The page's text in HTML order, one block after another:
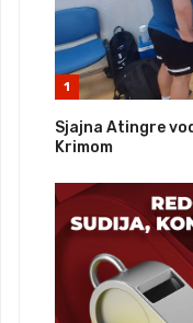
1
Sjajna Atingre
Krimom